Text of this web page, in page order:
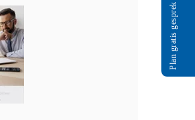
Plan gratis gesprek